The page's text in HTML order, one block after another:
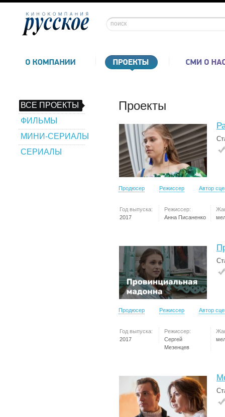
ВСЕ ПРОЕКТЫ
ФИЛЬМЫ
МИНИ-СЕРИАЛЫ
СЕРИАЛЫ
Проекты
Продюсер Режиссер Автор
Год выпуска:
2017
Режиссер:
Анна Писаненко
Продюсер Режиссер Автор
Год выпуска:
2017
Режиссер:
Сергей
Мезенцев